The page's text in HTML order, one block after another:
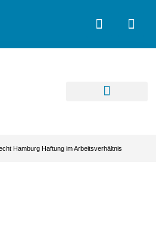
Hamburg Haftung im Arbeitsverhältnis